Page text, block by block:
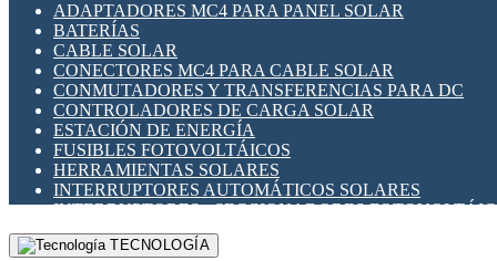
ADAPTADORES MC4 PARA PANEL SOLAR
BATERÍAS
CABLE SOLAR
CONECTORES MC4 PARA CABLE SOLAR
CONMUTADORES Y TRANSFERENCIAS PARA DC
CONTROLADORES DE CARGA SOLAR
ESTACIÓN DE ENERGÍA
FUSIBLES FOTOVOLTÁICOS
HERRAMIENTAS SOLARES
INTERRUPTORES AUTOMÁTICOS SOLARES
INTERRUPTORES - SECCIONADORES
MONTAJE PANEL SOLAR
PORTA FUSIBLES Y SECCIONADORES
TECNOLOGÍA